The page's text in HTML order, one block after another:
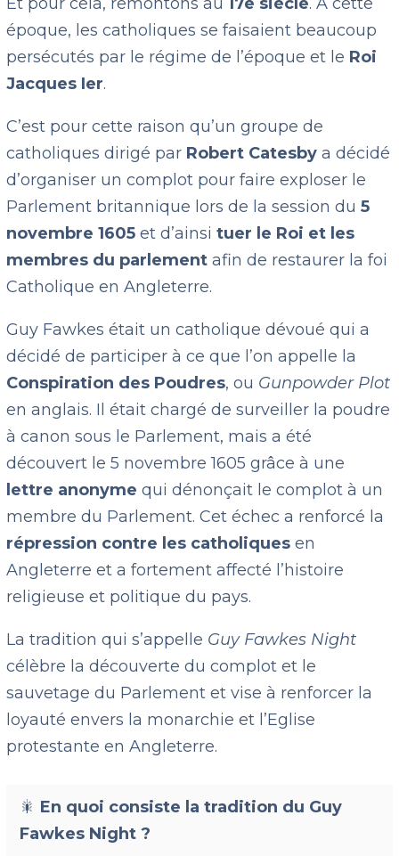
époque, les catholiques se faisaient beaucoup
persécutés par le régime de l’époque et le Roi
Jacques Ier.
C’est pour cette raison qu’un groupe de
catholiques dirigé par Robert Catesby a décidé
d’organiser un complot pour faire exploser le
Parlement britannique lors de la session du5
novembre 1605 et d’ainsi tuer le Roi et les
membres du parlement afin de restaurer la foi
Catholique en Angleterre.
Guy Fawkes était un catholique dévoué qui a
décidé de participer à ce que l’on appelle la
Conspiration des Poudres, ou Gunpowder Plot
en anglais. Il était chargé de surveiller la poudre
à canon sous le Parlement, mais a été
découvert le 5 novembre 1605 grâce à une
lettre anonyme qui dénonçait le complot à un
membre du Parlement. Cet échec a renforcé la
répression contre les catholiques en
Angleterre et a fortement affecté l’histoire
religieuse et politique du pays.
La tradition qui s’appelle Guy Fawkes Night
célèbre la découverte du complot et le
sauvetage du Parlement et vise à renforcer la
loyauté envers la monarchie et l’Eglise
protestante en Angleterre.
🎇 En quoi consiste la tradition du Guy
Fawkes Night ?